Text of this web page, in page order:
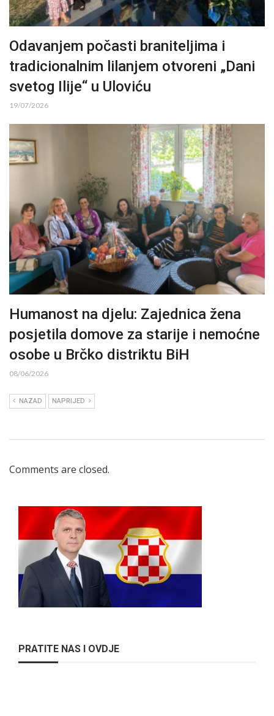
Odavanjem počasti braniteljima i
tradicionalnim lilanjem otvoreni „Dani
svetog Ilije“ u Uloviću
19/07/2026
Humanost na djelu: Zajednica žena
posjetila domove za starije i nemoćne
osobe u Brčko distriktu BiH
08/06/2026
NAZAD NAPRIJED
Comments are closed.
PRATITE NAS I OVDJE